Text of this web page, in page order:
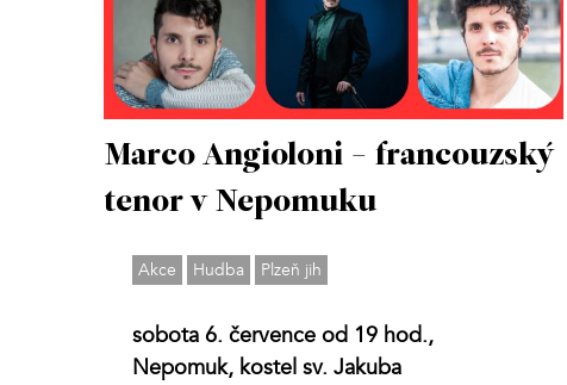
Marco Angioloni - francouzský
tenor v Nepomuku
Akce Hudba Plzeň jih
sobota 6. července od 19 hod.,
Nepomuk, kostel sv. Jakuba